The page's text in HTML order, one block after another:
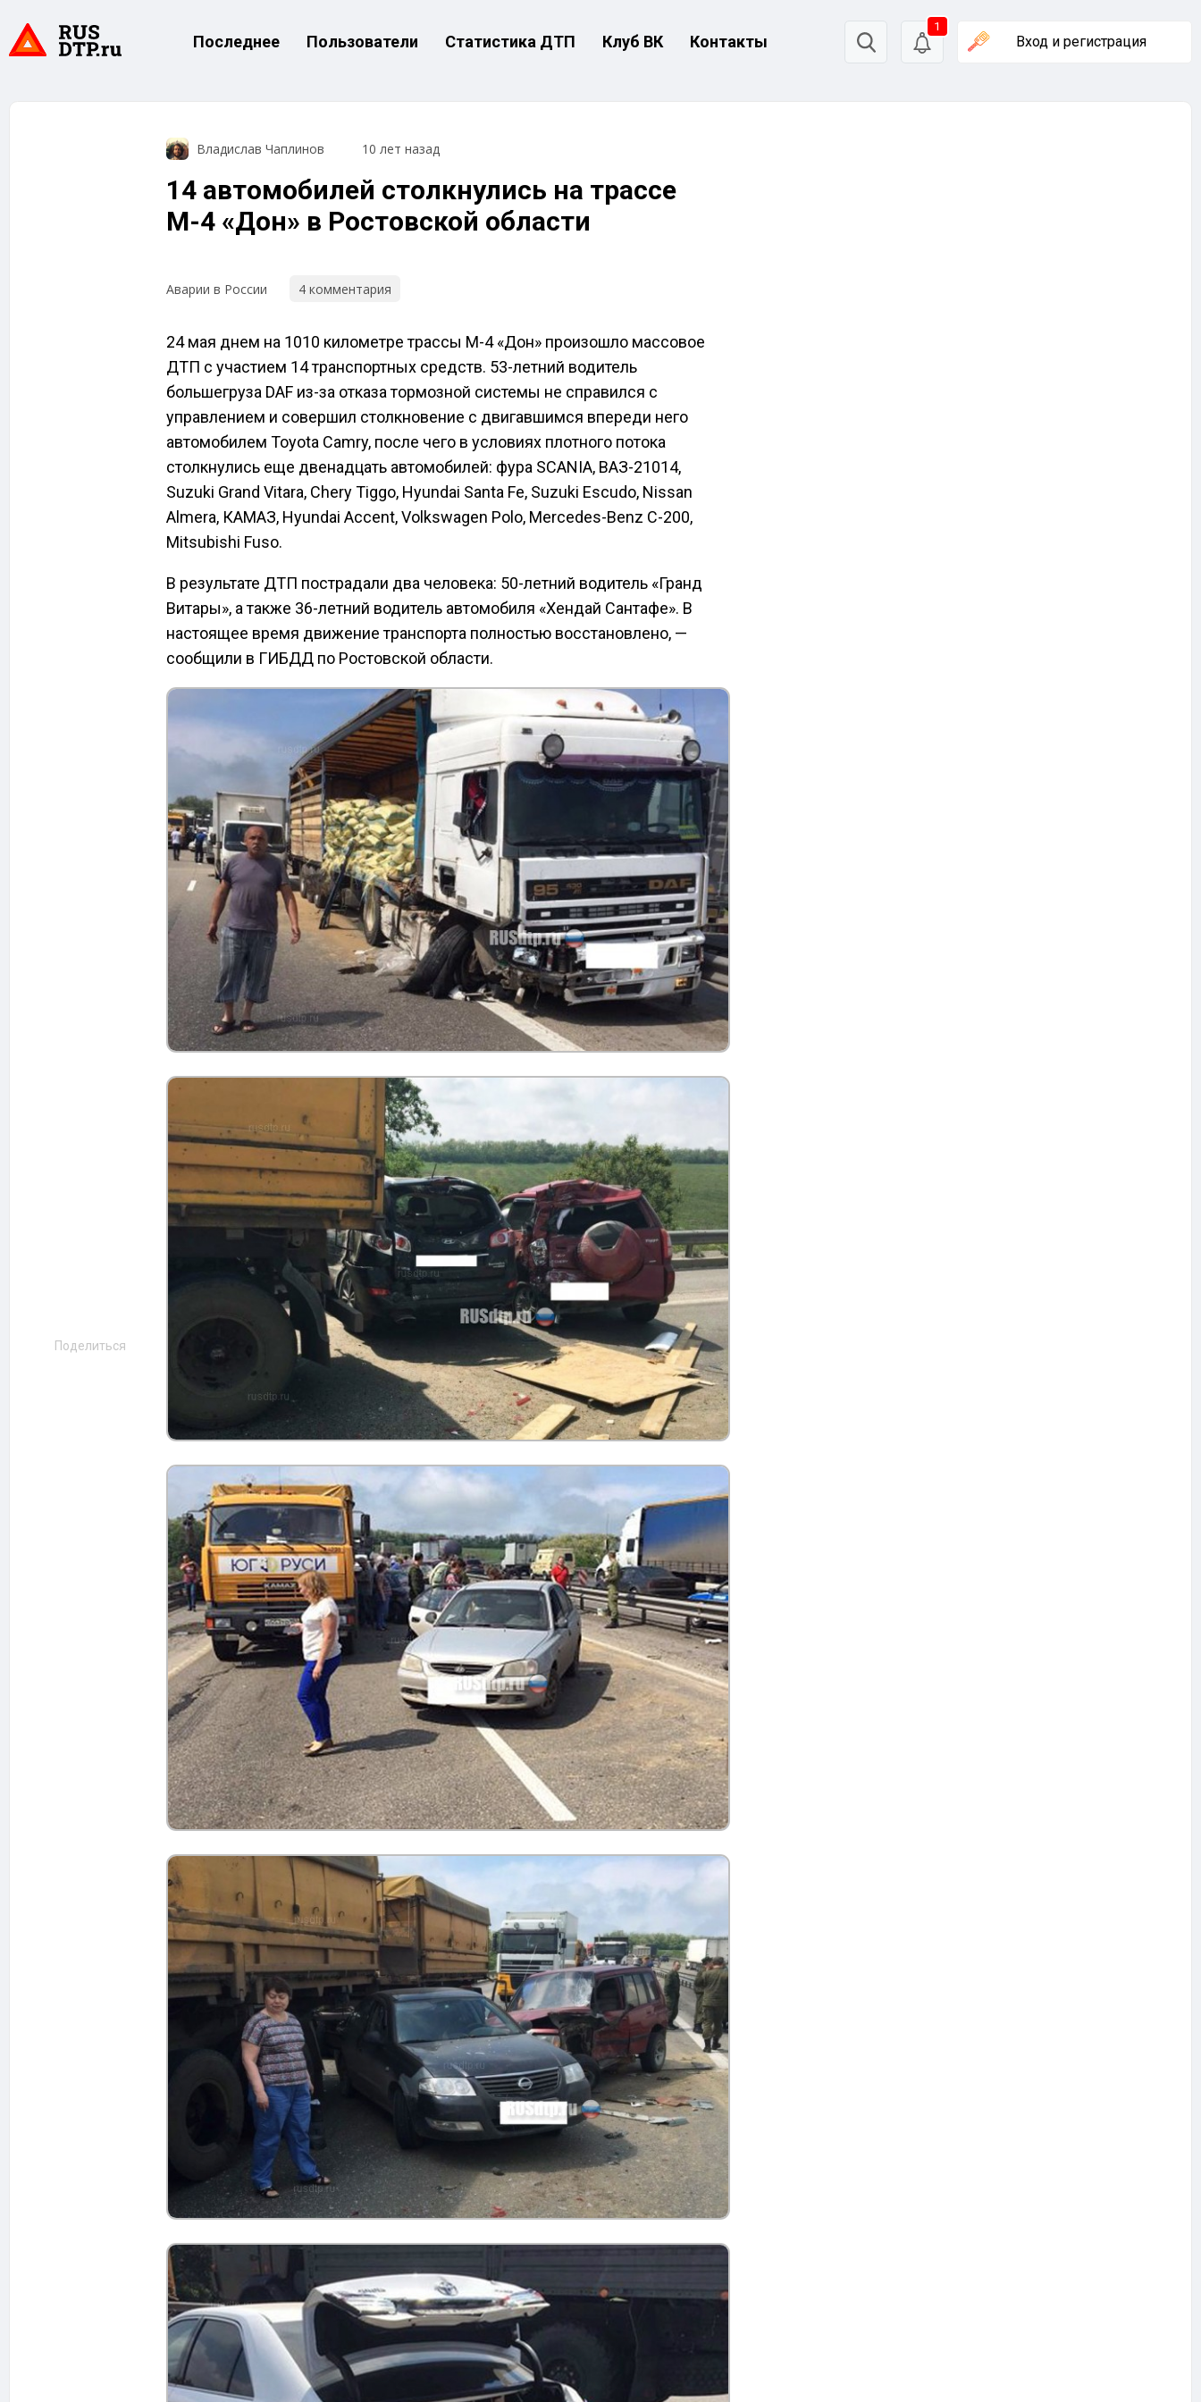
Последнее Пользователи Статистика ДТП Клуб ВК Контакты
1
Вход и регистрация
Поделиться
Владислав Чаплинов 10 лет назад
14 автомобилей столкнулись на трассе
М-4 «Дон» в Ростовской области
Аварии в России 4 комментария
24 мая днем на 1010 километре трассы М-4 «Дон» произошло массовое
ДТП с участием 14 транспортных средств. 53-летний водитель
большегруза DAF из-за отказа тормозной системы не справился с
управлением и совершил столкновение с двигавшимся впереди него
автомобилем Toyota Camry, после чего в условиях плотного потока
столкнулись еще двенадцать автомобилей: фура SCANIA, ВАЗ-21014,
Suzuki Grand Vitara, Chery Tiggo, Hyundai Santa Fe, Suzuki Escudo, Nissan
Almera, КАМАЗ, Hyundai Accent, Volkswagen Polo, Mercedes-Benz C-200,
Mitsubishi Fuso.
В результате ДТП пострадали два человека: 50-летний водитель «Гранд
Витары», а также 36-летний водитель автомобиля «Хендай Сантафе». В
настоящее время движение транспорта полностью восстановлено, —
сообщили в ГИБДД по Ростовской области.